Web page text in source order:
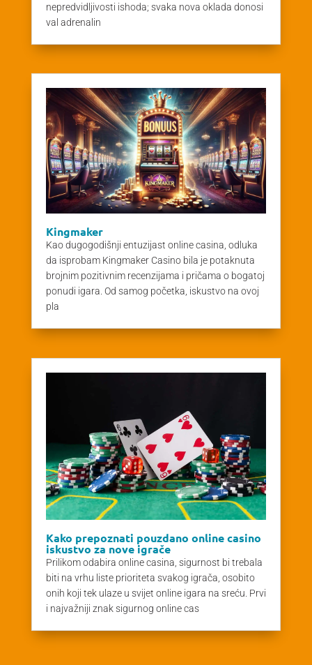
nepredvidljivosti ishoda; svaka nova oklada donosi
val adrenalin
Kingmaker
Kao dugogodišnji entuzijast online casina, odluka
da isprobam Kingmaker Casino bila je potaknuta
brojnim pozitivnim recenzijama i pričama o bogatoj
ponudi igara. Od samog početka, iskustvo na ovoj
pla
Kako prepoznati pouzdano online casino
iskustvo za nove igrače
Prilikom odabira online casina, sigurnost bi trebala
biti na vrhu liste prioriteta svakog igrača, osobito
onih koji tek ulaze u svijet online igara na sreću. Prvi
i najvažniji znak sigurnog online cas